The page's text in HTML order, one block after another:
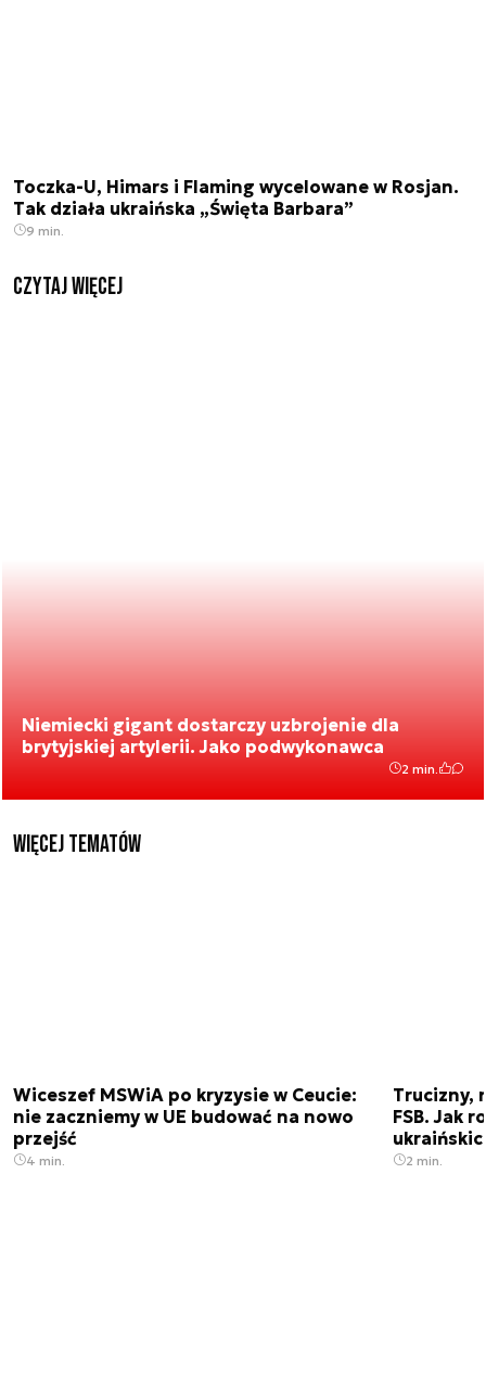
Toczka-U, Himars i Flaming wycelowane w Rosjan.
Tak działa ukraińska „Święta Barbara”
9 min.
czytaj więcej
Niemiecki gigant dostarczy uzbrojenie dla
brytyjskiej artylerii. Jako podwykonawca
2 min.
Więcej tematów
Wiceszef MSWiA po kryzysie w Ceucie:
nie zaczniemy w UE budować na nowo
przejść
4 min.
Trucizny,
FSB. Jak
2 min.